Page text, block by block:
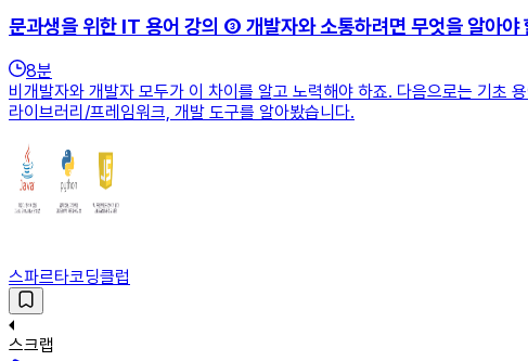
문과생을 위한 IT 용어 강의 ③ 개발자와 소통하려면 무엇을 알아야
8분
비개발자와 개발자 모두가 이 차이를 알고 노력해야 하죠. 다음으로는 기초
라이브러리/프레임워크, 개발 도구를 알아봤습니다.
스파르타코딩클럽
스크랩